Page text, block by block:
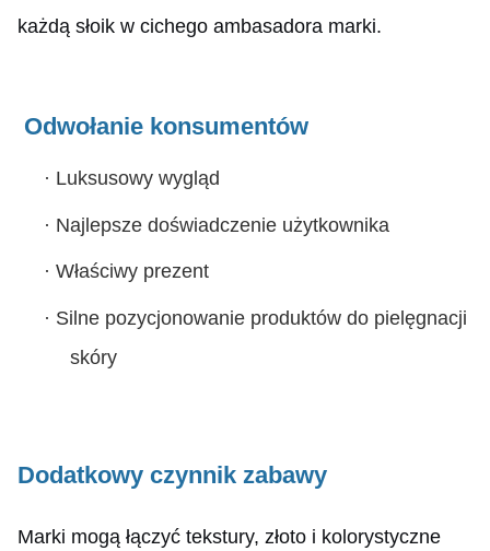
każdą słoik w cichego ambasadora marki.
Odwołanie konsumentów
· Luksusowy wygląd
· Najlepsze doświadczenie użytkownika
· Właściwy prezent
· Silne pozycjonowanie produktów do pielęgnacji
skóry
Dodatkowy czynnik zabawy
Marki mogą łączyć tekstury, złoto i kolorystyczne